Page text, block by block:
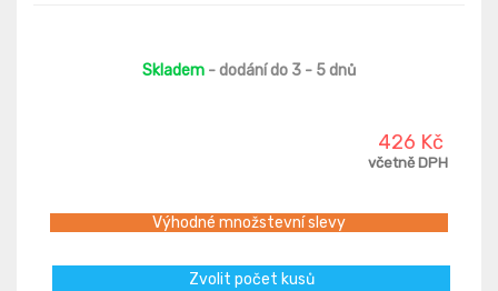
Skladem - dodání do 3 - 5 dnů
426 Kč
včetně DPH
Výhodné množstevní slevy
Zvolit počet kusů